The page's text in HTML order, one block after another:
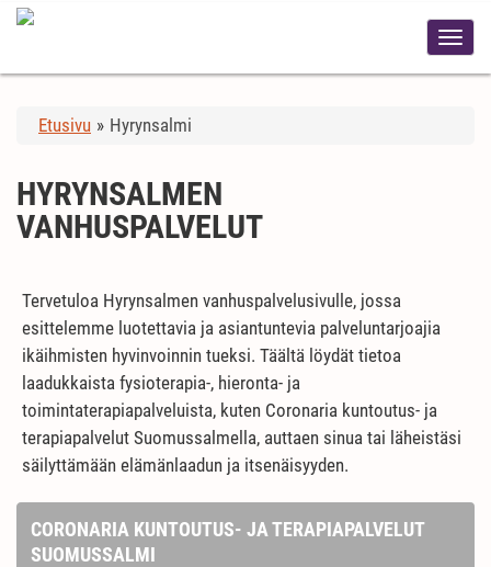
Etusivu » Hyrynsalmi
HYRYNSALMEN
VANHUSPALVELUT
Tervetuloa Hyrynsalmen vanhuspalvelusivulle, jossa
esittelemme luotettavia ja asiantuntevia palveluntarjoajia
ikäihmisten hyvinvoinnin tueksi. Täältä löydät tietoa
laadukkaista fysioterapia-, hieronta- ja
toimintaterapiapalveluista, kuten Coronaria kuntoutus- ja
terapiapalvelut Suomussalmella, auttaen sinua tai läheistäsi
säilyttämään elämänlaadun ja itsenäisyyden.
CORONARIA KUNTOUTUS- JA TERAPIAPALVELUT
SUOMUSSALMI